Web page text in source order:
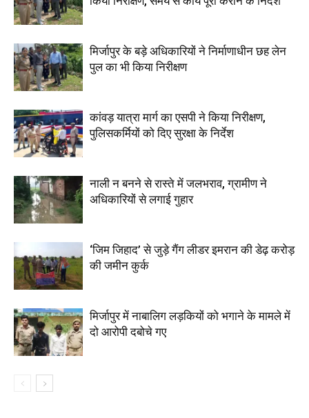
मिर्जापुर के बड़े अधिकारियों ने निर्माणाधीन छह लेन
पुल का भी किया निरीक्षण
कांवड़ यात्रा मार्ग का एसपी ने किया निरीक्षण,
पुलिसकर्मियों को दिए सुरक्षा के निर्देश
नाली न बनने से रास्ते में जलभराव, ग्रामीण ने
अधिकारियों से लगाई गुहार
‘जिम जिहाद’ से जुड़े गैंग लीडर इमरान की डेढ़ करोड़
की जमीन कुर्क
मिर्जापुर में नाबालिग लड़कियों को भगाने के मामले में
दो आरोपी दबोचे गए